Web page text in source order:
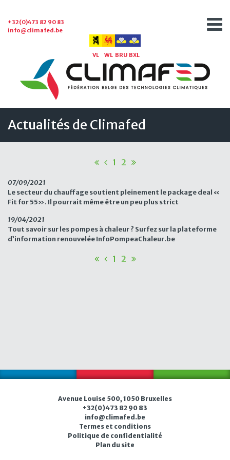
+32(0)473 82 90 83
info@climafed.be
VL WL BRU BXL
Actualités de Climafed
1 2
07/09/2021
Le secteur du chauffage soutient pleinement le package deal «
Fit for 55». Il pourrait même être un peu plus strict
19/04/2021
Tout savoir sur les pompes à chaleur ? Surfez sur la plateforme
d’information renouvelée InfoPompeaChaleur.be
1 2
Avenue Louise 500, 1050 Bruxelles
+32(0)473 82 90 83
info@c imafed.be
Termes et conditions
Politique de confidentialité
Plan du site